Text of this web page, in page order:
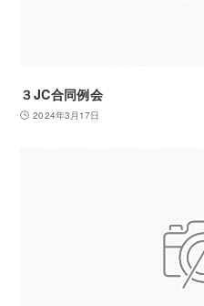
３JC合同例会
2024年3月17日